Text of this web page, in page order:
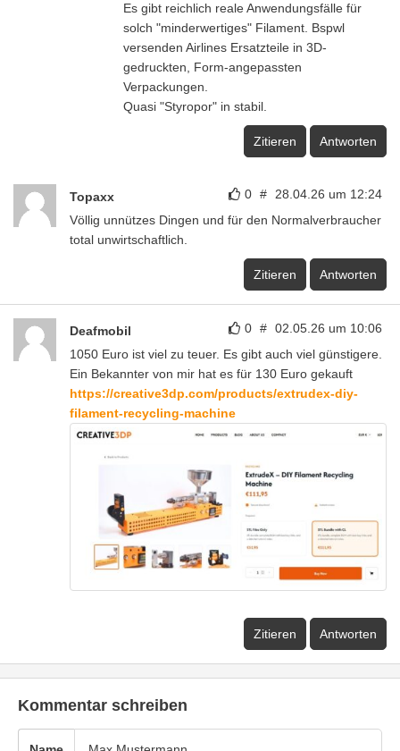
Es gibt reichlich reale Anwendungsfälle für
solch "minderwertiges" Filament. Bspwl
versenden Airlines Ersatzteile in 3D-
gedruckten, Form-angepassten
Verpackungen.
Quasi "Styropor" in stabil.
Zitieren Antworten
0 # 28.04.26 um 12:24
Topaxx
Völlig unnützes Dingen und für den Normalverbraucher
total unwirtschaftlich.
Zitieren Antworten
0 # 02.05.26 um 10:06
Deafmobil
1050 Euro ist viel zu teuer. Es gibt auch viel günstigere.
Ein Bekannter von mir hat es für 130 Euro gekauft
https://creative3dp.com/products/extrudex-diy-
filament-recycling-machine
Zitieren Antworten
Kommentar schreiben